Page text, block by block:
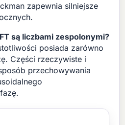
zapewnia silniejsze
są liczbami zespolonymi?
posiada zarówno
Części rzeczywiste i
przechowywania